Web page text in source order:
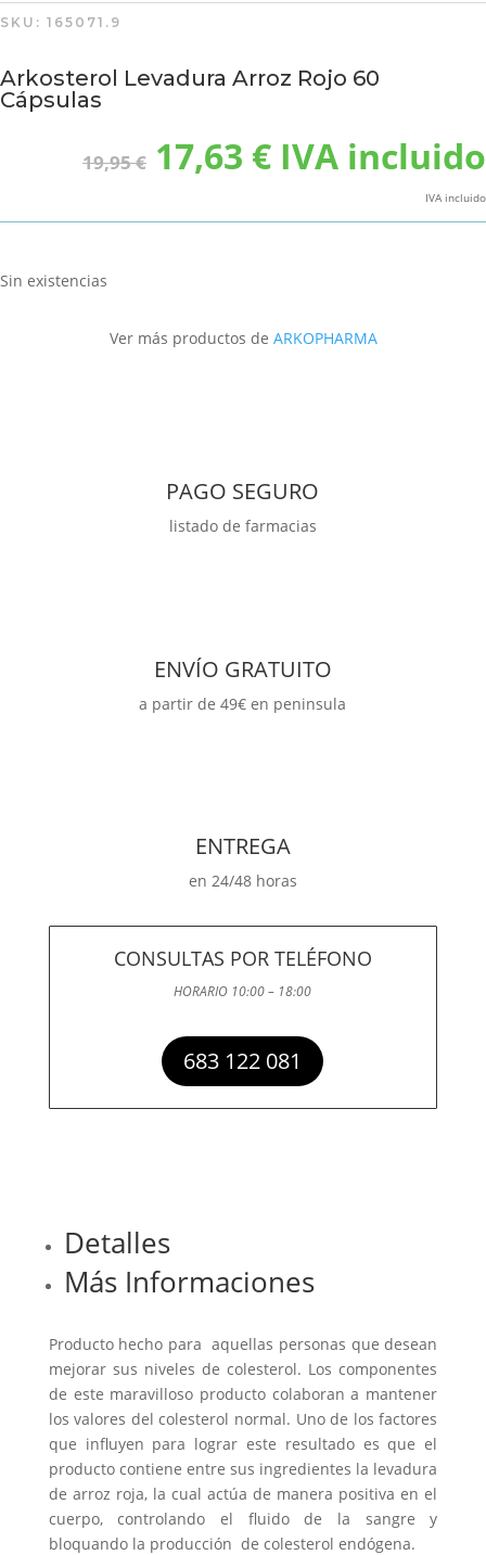
SKU: 165071.9
Arkosterol Levadura Arroz Rojo 60
Cápsulas
19,95€ El
precio
era:
17,63 €El
precio
es:
IVA incluido
IVA incluido
Sin existencias
Ver más productos de ARKOPHARMA
PAGO SEGURO
listado de farmacias
ENVÍO GRATUITO
a partir de 49€ en peninsula
ENTREGA
en 24/48 horas
CONSULTAS POR TELÉFONO
HORARIO 10:00 – 18:00
683 122 081
Detalles
Más Informaciones
Producto hecho para aquellas personas que desean
mejorar sus niveles de colesterol. Los componentes
de este maravilloso producto colaboran a mantener
los valores del colesterol normal. Uno de los factores
que influyen para lograr este resultado es que el
producto contiene entre sus ingredientes la levadura
de arroz roja, la cual actúa de manera positiva en el
cuerpo, controlando el fluido de la sangre y
bloquando la producción de colesterol endógena.